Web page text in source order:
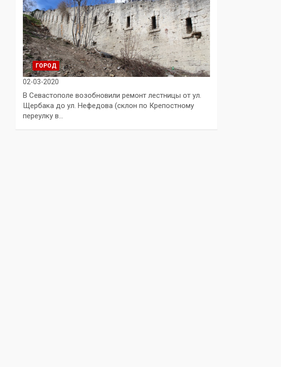
ГОРОД
02-03-2020
В Севастополе возобновили ремонт лестницы от ул.
Щербака до ул. Нефедова (склон по Крепостному
переулку в…